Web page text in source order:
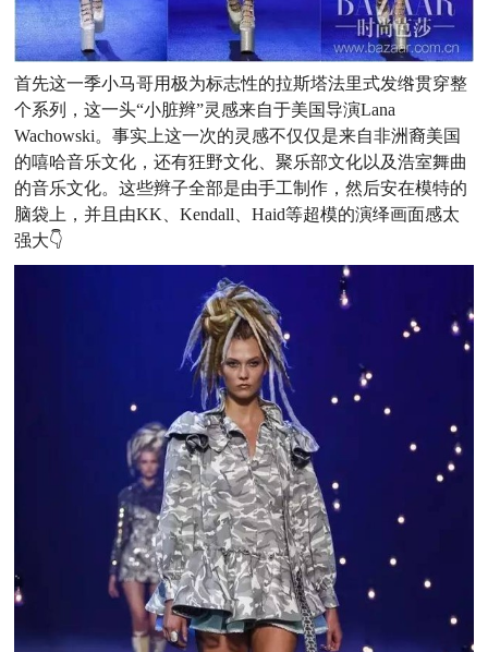
首先这一季小马哥用极为标志性的拉斯塔法里式发绺贯穿整
个系列，这一头“小脏辫”灵感来自于美国导演Lana
Wachowski。事实上这一次的灵感不仅仅是来自非洲裔美国
的嘻哈音乐文化，还有狂野文化、聚乐部文化以及浩室舞曲
的音乐文化。这些辫子全部是由手工制作，然后安在模特的
脑袋上，并且由KK、Kendall、Haid等超模的演绎画面感太
强大👇